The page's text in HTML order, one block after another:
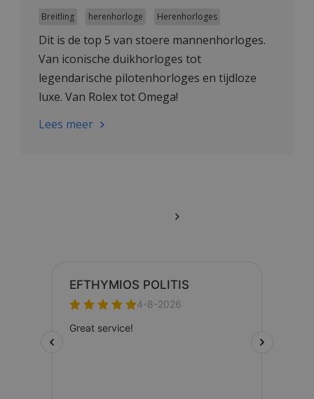
Breitling herenhorloge Herenhorloges
Dit is de top 5 van stoere mannenhorloges.
Van iconische duikhorloges tot
legendarische pilotenhorloges en tijdloze
luxe. Van Rolex tot Omega!
Lees meer